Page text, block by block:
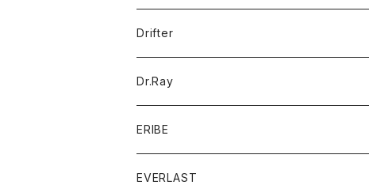
パーカー
バッグ
コート
ジャケット
アクセサリー
バッグ
キッズ
シャツ
Tシャツ
グッズ
帽子
トップス
帽子
Drifter
Dr.Ray
ERIBE
ニット
EVERLAST